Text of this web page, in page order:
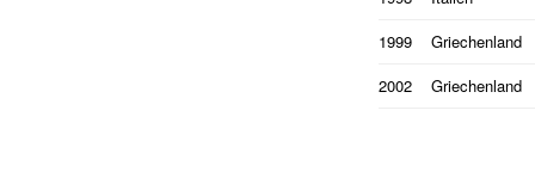
1999
Griechenland
2002
Griechenland